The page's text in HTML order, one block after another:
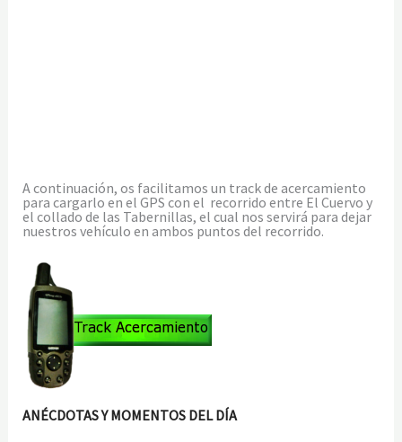
A continuación, os facilitamos un track de acercamiento
para cargarlo en el GPS con el recorrido entre El Cuervo y
el collado de las Tabernillas, el cual nos servirá para dejar
nuestros vehículo en ambos puntos del recorrido.
ANÉCDOTAS Y MOMENTOS DEL DÍA